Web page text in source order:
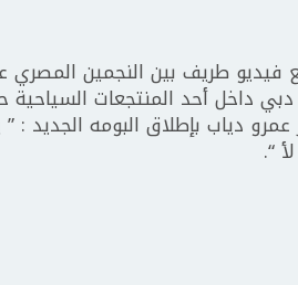
فيديو طريف بين النجمين المصري
داخل أحد المنتجعات
دياب بإطلاق البومه الجديد : ” يا
“.